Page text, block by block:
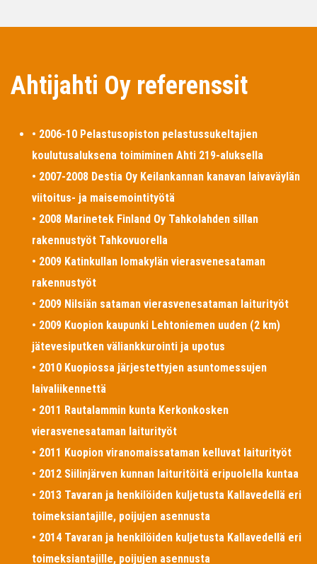
Ahtijahti Oy referenssit
• 2006-10 Pelastusopiston pelastussukeltajien
koulutusaluksena toimiminen Ahti 219-aluksella
• 2007-2008 Destia Oy Keilankannan kanavan laivaväylän
viitoitus- ja maisemointityötä
• 2008 Marinetek Finland Oy Tahkolahden sillan
rakennustyöt Tahkovuorella
• 2009 Katinkullan lomakylän vierasvenesataman
rakennustyöt
• 2009 Nilsiän sataman vierasvenesataman laiturityöt
• 2009 Kuopion kaupunki Lehtoniemen uuden (2 km)
jätevesiputken väliankkurointi ja upotus
• 2010 Kuopiossa järjestettyjen asuntomessujen
laivaliikennettä
• 2011 Rautalammin kunta Kerkonkosken
vierasvenesataman laiturityöt
• 2011 Kuopion viranomaissataman kelluvat laiturityöt
• 2012 Siilinjärven kunnan laituritöitä eripuolella kuntaa
• 2013 Tavaran ja henkilöiden kuljetusta Kallavedellä eri
toimeksiantajille, poijujen asennusta
• 2014 Tavaran ja henkilöiden kuljetusta Kallavedellä eri
toimeksiantajille, poijujen asennusta